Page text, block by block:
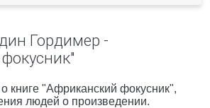
Гордимер -
книге "Африканский фокусник",
людей о произведении.